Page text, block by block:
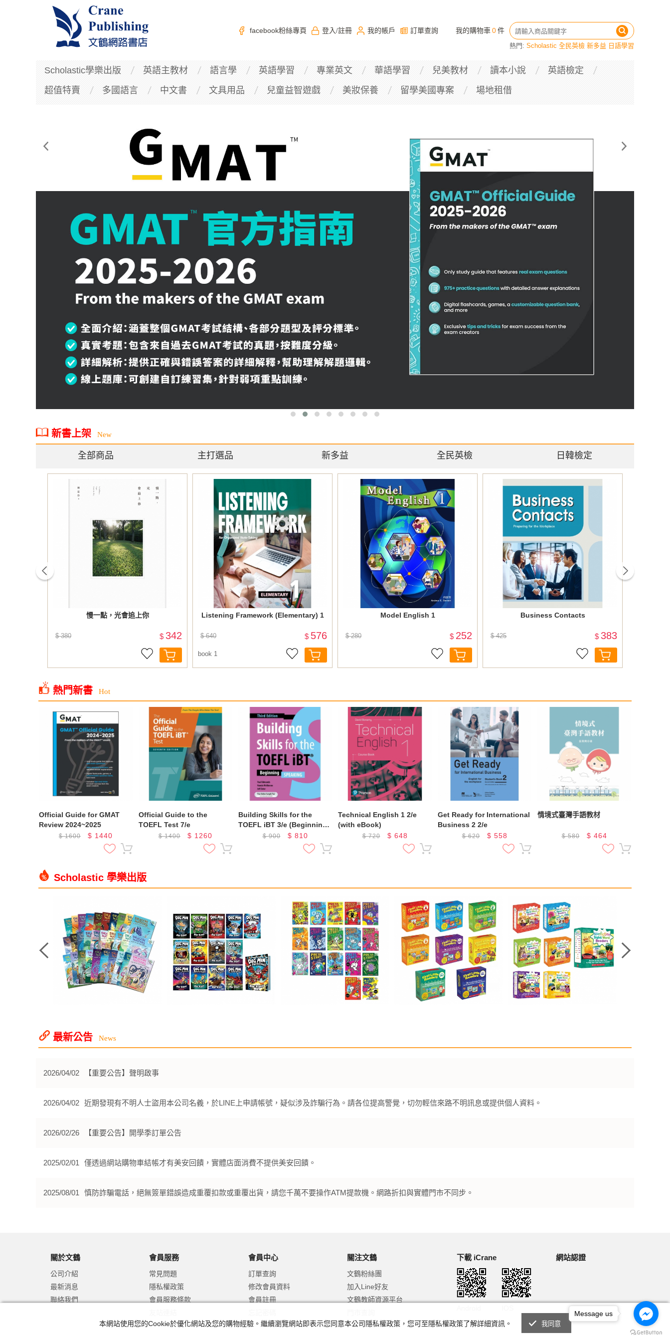
facebook粉絲專頁 登入 /註冊 我的帳戶 訂單查詢 我的購物車 0件
熱門: Scholastic 全民英檢 新多益 日語學習
Scholastic學樂出版 英語主教材 語言學 英語學習 專業英文 華語學習 兒美教材 讀本小說
英語檢定
超值特賣
多國語言 中文書 文具用品 兒童益智遊戲 美妝保養 留學美國專案 場地租借
新書上架 New
全部商品 主打選品 新多益 全民英檢 日韓檢定
慢一點，光會追上你
$ 380 $ 342
Listening Framework (Elementary) 1
$ 640 $ 576
book 1
Model English 1
$ 280 $ 252
Business Contacts
$ 425 $ 383
熱門新書 Hot
Official Guide for GMAT
Review 2024~2025
$1600 $ 1440
Official Guide to the
TOEFL Test 7/e
$1400 $ 1260
Building Skills for the
TOEFL iBT 3/e (Beginning)
(Speaking)
$900 $ 810
Technical English 1 2/e
(with eBook)
$720 $ 648
Get Ready for International
Business 2 2/e
$620 $ 558
情境式臺灣手語教材
$580 $ 464
Scholastic 學樂出版
最新公告 News
2026/04/02 【重要公告】聲明啟事
2026/04/02 近期發現有不明人士盜用本公司名義，於LINE上申請帳號，疑似涉及詐騙行為。請各位提高警覺，切勿輕信來路不明訊息或提供個人資料。
2026/02/26 【重要公告】開學季訂單公告
2025/02/01 僅透過網站購物車結帳才有美安回饋，實體店面消費不提供美安回饋。
2025/08/01 慎防詐騙電話，絕無簽單錯誤造成重覆扣款或重覆出貨，請您千萬不要操作ATM提款機。網路折扣與實體門市不同步。
關於文鶴
公司介紹
最新消息
聯絡我們
會員服務
常見問題
隱私權政策
會員服務條款
會員中心
訂單查詢
修改會員資料
會員註冊
關注文鶴
文鶴粉絲團
加入Line好友
文鶴教師資源平台
下載 iCrane 網站認證
本網站使用您的Cookie於優化網站及您的購物經驗。繼續瀏覽網站即表示您同意本公司隱私權政策，您可至隱私權政策了解詳細資訊。 我同意
Message us